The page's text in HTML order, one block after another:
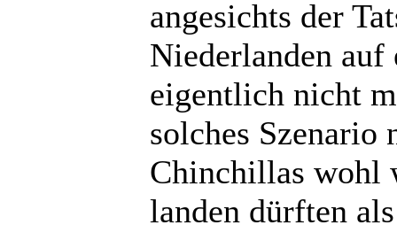
angesichts der
Niederlanden
eigentlich nicht
solches Szenario
Chinchillas wohl
landen dürften